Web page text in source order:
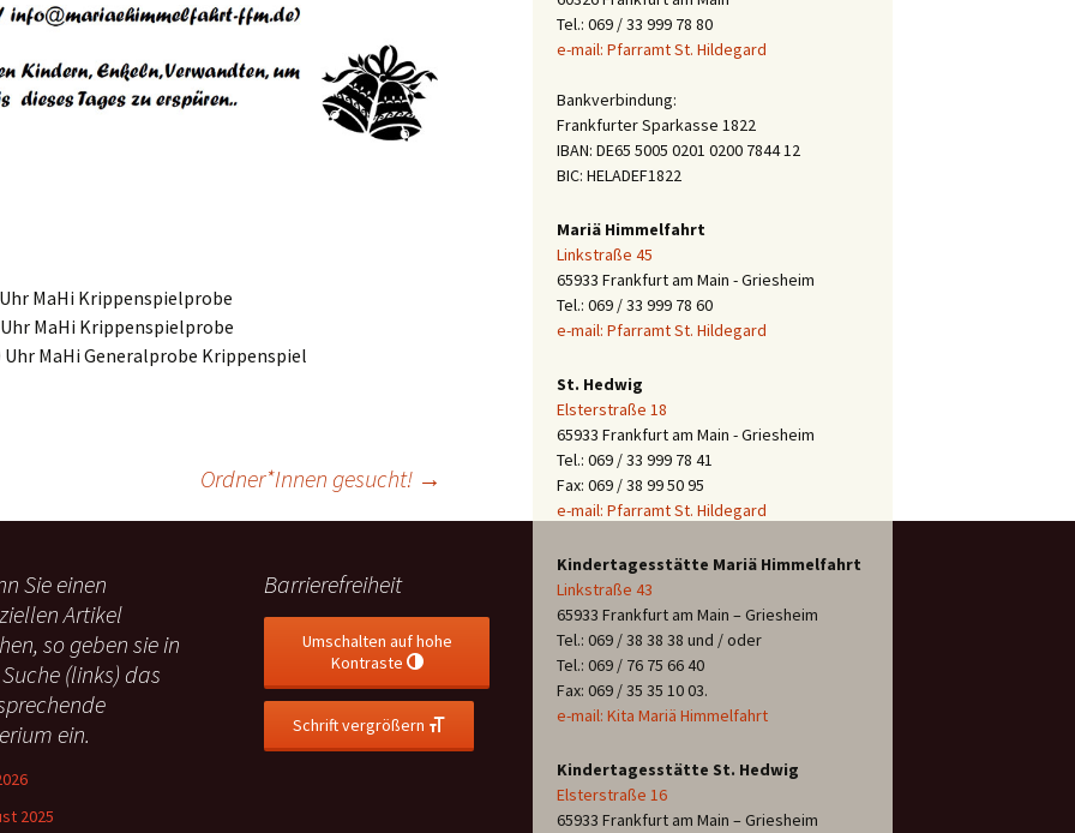
MaHi Krippenspielprobe
MaHi Krippenspielprobe
Uhr MaHi Generalprobe Krippenspiel
Ordner*Innen gesucht! →
Tel.: 069 / 33 999 78 80
e-mail: Pfarramt St. Hildegard
Bankverbindung:
Frankfurter Sparkasse 1822
IBAN: DE65 5005 0201 0200 7844 12
BIC: HELADEF1822
Mariä Himmelfahrt
Linkstraße 45
65933 Frankfurt am Main - Griesheim
Tel.: 069 / 33 999 78 60
e-mail: Pfarramt St. Hildegard
St. Hedwig
Elsterstraße 18
65933 Frankfurt am Main - Griesheim
Tel.: 069 / 33 999 78 41
Fax: 069 / 38 99 50 95
e-mail: Pfarramt St. Hildegard
Kindertagesstätte Mariä Himmelfahrt
Linkstraße 43
65933 Frankfurt am Main – Griesheim
Tel.: 069 / 38 38 38 und / oder
Tel.: 069 / 76 75 66 40
Fax: 069 / 35 35 10 03.
e-mail: Kita Mariä Himmelfahrt
Kindertagesstätte St. Hedwig
Elsterstraße 16
65933 Frankfurt am Main – Griesheim
Sie einen
Artikel
so geben sie in
(links) das
ein.
2025
Barrierefreiheit
Umschalten auf hohe
Kontraste
Schrift vergrößern